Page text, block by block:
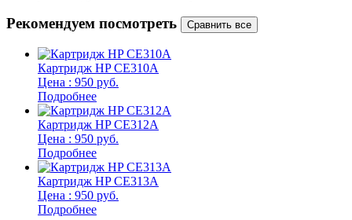
Рекомендуем посмотреть
Картридж HP CE310A
Цена : 950 руб.
Подробнее
Картридж HP CE312A
Цена : 950 руб.
Подробнее
Картридж HP CE313A
Цена : 950 руб.
Подробнее